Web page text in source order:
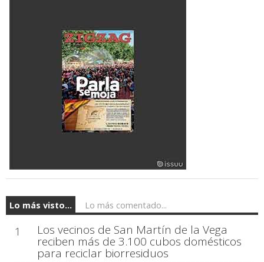
Lo más visto... Lo más comentado...
1 Los vecinos de San Martín de la Vega
reciben más de 3.100 cubos domésticos
para reciclar biorresiduos